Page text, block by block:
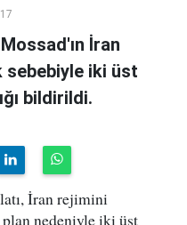
İran
sebebiyle iki üst
bildirildi.
İran rejimini
plan nedeniyle iki üst